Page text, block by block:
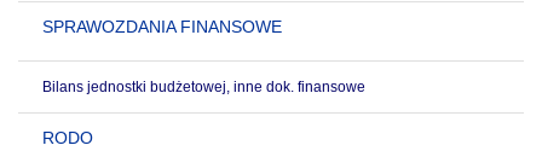
SPRAWOZDANIA FINANSOWE
Bilans jednostki budżetowej, inne dok. finansowe
RODO